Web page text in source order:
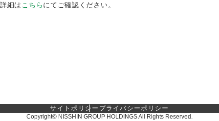
詳細は こ ち らにてご確認ください。
サイトポリシー プライバシーポリシー
Copyright© NISSHIN GROUP HOLDINGS All Rights Reserved.